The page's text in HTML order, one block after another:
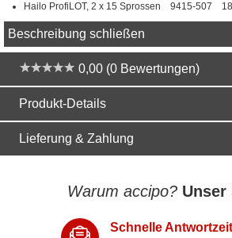
Hailo ProfiLOT, 2 x 15 Sprossen 9415-507
Beschreibung schließen
0,00 (0 Bewertungen)
Produkt-Details
Lieferung & Zahlung
Warum accipo? Unser
Schnelle